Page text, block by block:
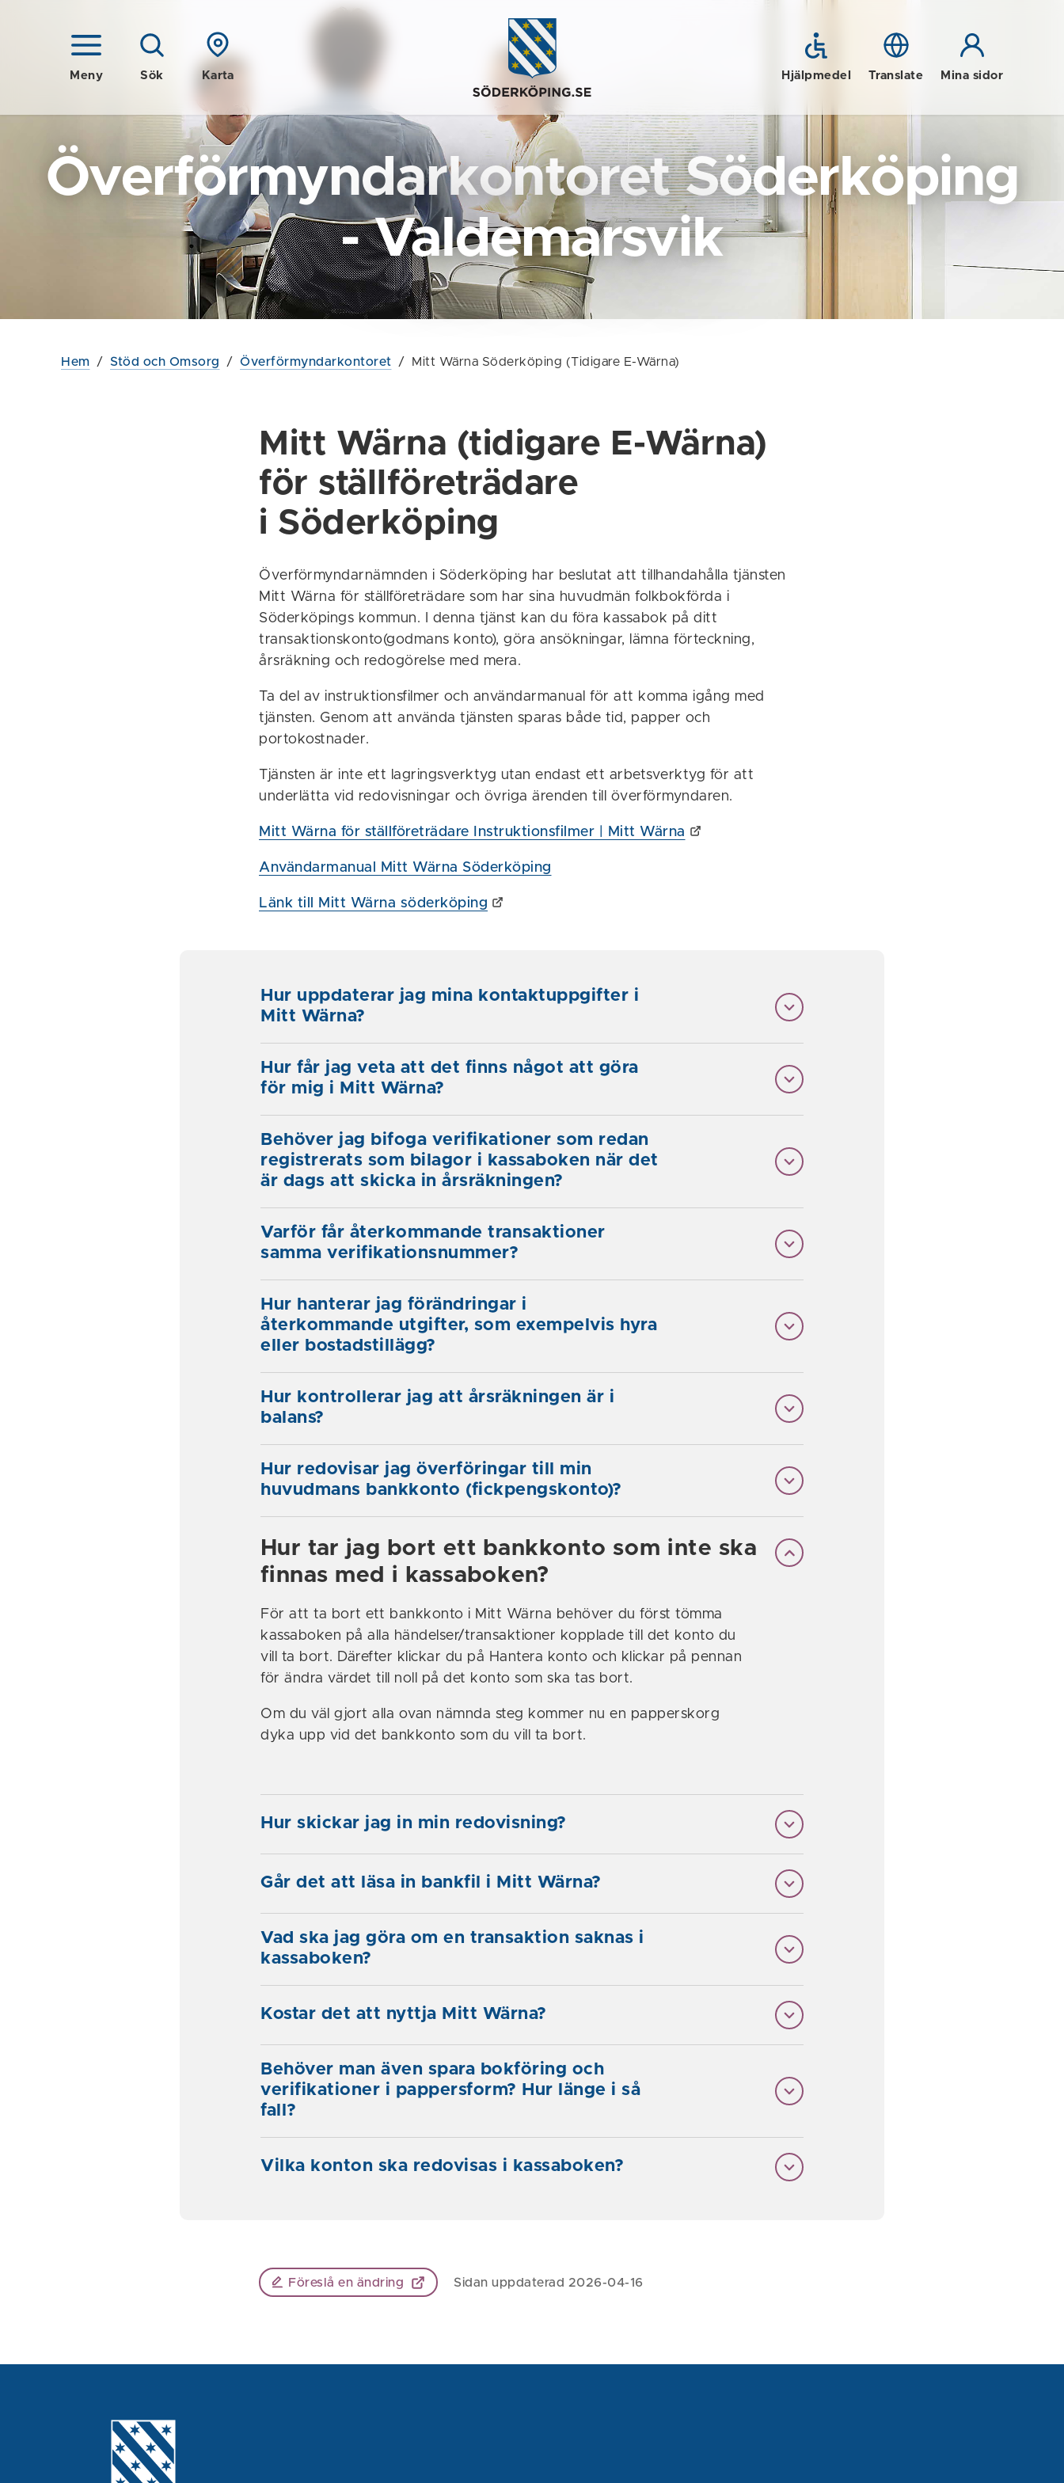
Meny Sök Karta Hjälpmedel Translate Mina sidor
Överförmyndarkontoret Söderköping
- Valdemarsvik
Hem / Stöd och Omsorg / Överförmyndarkontoret / Mitt Wärna Söderköping (Tidigare E-Wärna)
Mitt Wärna (tidigare E-Wärna)
för ställföreträdare
i Söderköping
Överförmyndarnämnden i Söderköping har beslutat att tillhandahålla tjänsten
Mitt Wärna för ställföreträdare som har sina huvudmän folkbokförda i
Söderköpings kommun. I denna tjänst kan du föra kassabok på ditt
transaktionskonto(godmans konto), göra ansökningar, lämna förteckning,
årsräkning och redogörelse med mera.
Ta del av instruktionsfilmer och användarmanual för att komma igång med
tjänsten. Genom att använda tjänsten sparas både tid, papper och
portokostnader.
Tjänsten är inte ett lagringsverktyg utan endast ett arbetsverktyg för att
underlätta vid redovisningar och övriga ärenden till överförmyndaren.
Mitt Wärna för ställföreträdare Instruktionsfilmer | Mitt Wärna
Användarmanual Mitt Wärna Söderköping
Länk till Mitt Wärna söderköping
Hur uppdaterar jag mina kontaktuppgifter i
Mitt Wärna?
Hur får jag veta att det finns något att göra
för mig i Mitt Wärna?
Behöver jag bifoga verifikationer som redan
registrerats som bilagor i kassaboken när det
är dags att skicka in årsräkningen?
Varför får återkommande transaktioner
samma verifikationsnummer?
Hur hanterar jag förändringar i
återkommande utgifter, som exempelvis hyra
eller bostadstillägg?
Hur kontrollerar jag att årsräkningen är i
balans?
Hur redovisar jag överföringar till min
huvudmans bankkonto (fickpengskonto)?
Hur tar jag bort ett bankkonto som inte ska
finnas med i kassaboken?
För att ta bort ett bankkonto i Mitt Wärna behöver du först tömma
kassaboken på alla händelser/transaktioner kopplade till det konto du
vill ta bort. Därefter klickar du på Hantera konto och klickar på pennan
för ändra värdet till noll på det konto som ska tas bort.
Om du väl gjort alla ovan nämnda steg kommer nu en papperskorg
dyka upp vid det bankkonto som du vill ta bort.
Hur skickar jag in min redovisning?
Går det att läsa in bankfil i Mitt Wärna?
Vad ska jag göra om en transaktion saknas i
kassaboken?
Kostar det att nyttja Mitt Wärna?
Behöver man även spara bokföring och
verifikationer i pappersform? Hur länge i så
fall?
Vilka konton ska redovisas i kassaboken?
Föreslå en ändring Sidan uppdaterad 2026-04-16